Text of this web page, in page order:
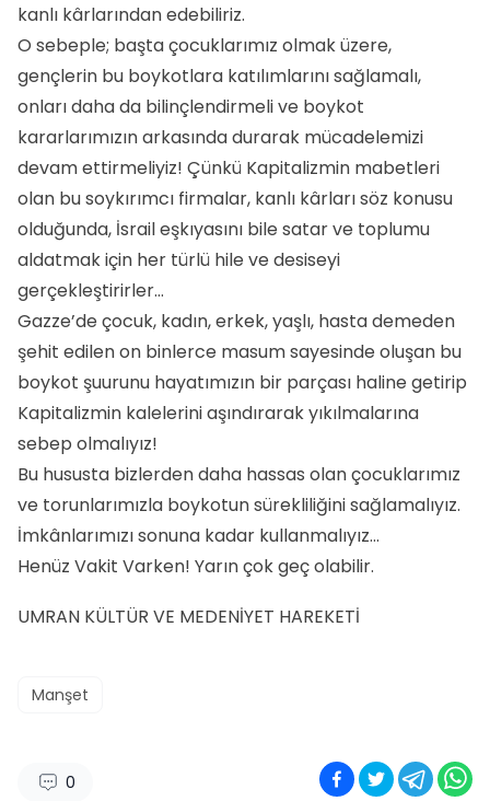
kanlı kârlarından edebiliriz.
O sebeple; başta çocuklarımız olmak üzere,
gençlerin bu boykotlara katılımlarını sağlamalı,
onları daha da bilinçlendirmeli ve boykot
kararlarımızın arkasında durarak mücadelemizi
devam ettirmeliyiz! Çünkü Kapitalizmin mabetleri
olan bu soykırımcı firmalar, kanlı kârları söz konusu
olduğunda, İsrail eşkıyasını bile satar ve toplumu
aldatmak için her türlü hile ve desiseyi
gerçekleştirirler…
Gazze’de çocuk, kadın, erkek, yaşlı, hasta demeden
şehit edilen on binlerce masum sayesinde oluşan bu
boykot şuurunu hayatımızın bir parçası haline getirip
Kapitalizmin kalelerini aşındırarak yıkılmalarına
sebep olmalıyız!
Bu hususta bizlerden daha hassas olan çocuklarımız
ve torunlarımızla boykotun sürekliliğini sağlamalıyız.
İmkânlarımızı sonuna kadar kullanmalıyız…
Henüz Vakit Varken! Yarın çok geç olabilir.
UMRAN KÜLTÜR VE MEDENİYET HAREKETİ
Manşet
0